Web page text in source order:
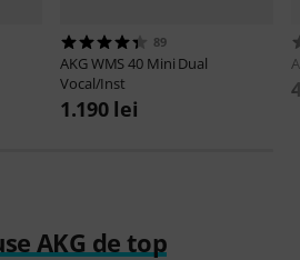
89
AKGWMS 40 Mini Dual
Vocal/Inst
1.190 lei
AKG de top